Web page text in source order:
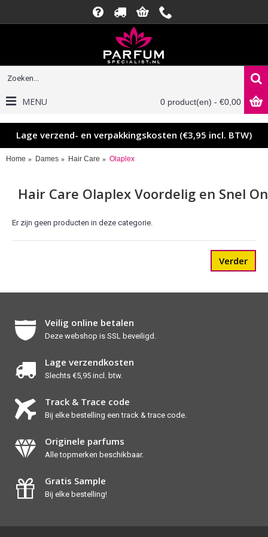
0 product(en) - €0,00
MENU
Lage verzend- en verpakkingskosten (€3,95 incl. BTW)
Home Dames Hair Care Olaplex
Hair Care Olaplex Voordelig en Snel
Er zijn geen producten in deze categorie.
Verder
Veilig online betalen
Deze webshop is SSL beveiligd.
Lage verzendkosten
Slechts €5,95 incl. btw.
Track & Trace code
Bij elke bestelling een track & trace code.
Originele parfums
Alle topmerken beschikbaar.
Gratis Sample
Bij elke bestelling!